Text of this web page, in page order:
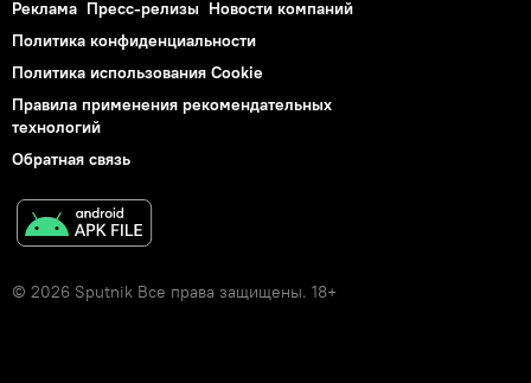
Реклама Пресс-релизы Новости компаний
Политика конфиденциальности
Политика использования Cookie
Правила применения рекомендательных
технологий
Обратная связь
© 2026 Sputnik Все права защищены. 18+